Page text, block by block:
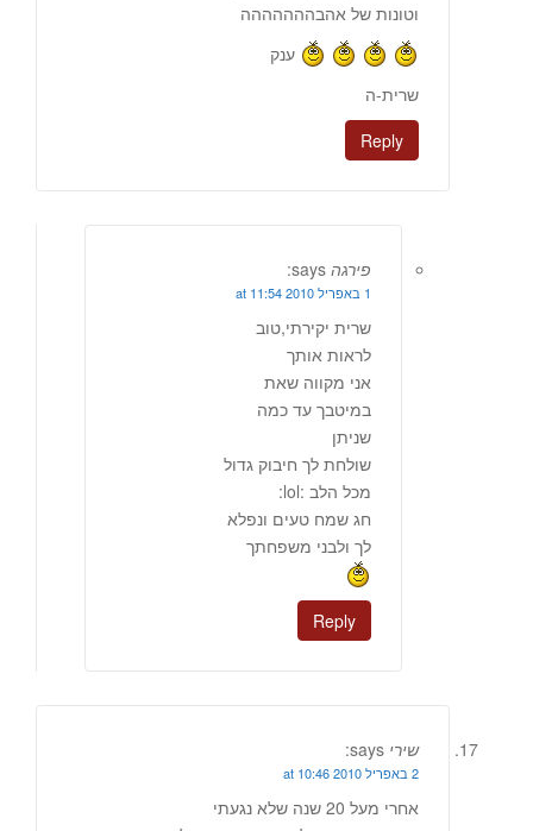
וטונות של אהבההההההה
ענק
שרית-ה
Reply
פירגה says:
1 באפריל 2010 at 11:54
שרית יקירתי,טוב
לראות אותך
אני מקווה שאת
במיטבך עד כמה
שניתן
שולחת לך חיבוק גדול
מכל הלב :lol:
חג שמח טעים ונפלא
לך ולבני משפחתך
Reply
שירי says:
2 באפריל 2010 at 10:46
אחרי מעל 20 שנה שלא נגעתי